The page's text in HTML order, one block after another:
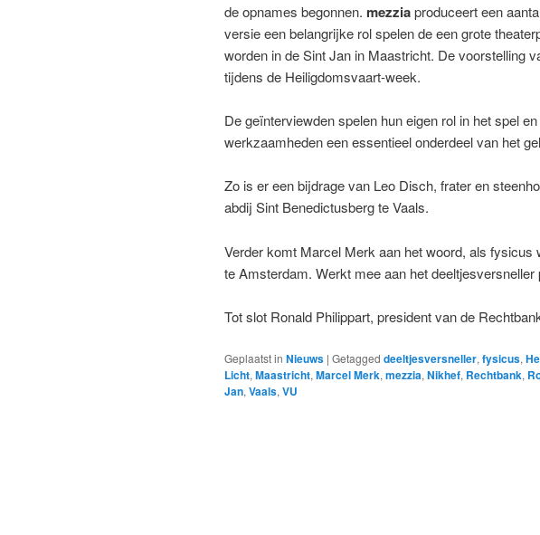
de opnames begonnen. mezziaproduceert een
versie een belangrijke rol spelen de een grote
worden in de Sint Jan in Maastricht. De voorstelling
tijdens de Heiligdomsvaart-week.
De geïnterviewden spelen hun eigen rol in het spel
werkzaamheden een essentieel onderdeel van het
Zo is er een bijdrage van Leo Disch, frater en
abdij Sint Benedictusberg te Vaals.
Verder komt Marcel Merk aan het woord, als
te Amsterdam. Werkt mee aan het deeltjesversneller
Tot slot Ronald Philippart, president van de
Geplaatst in Nieuws | Getagged deeltjesversneller, fysicus,
Licht, Maastricht, Marcel Merk, mezzia, Nikhef, Rechtbank,
Jan, Vaals, VU